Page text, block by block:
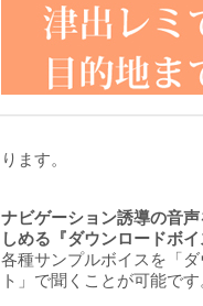
ります。
ナビゲーション誘導の音
しめる『ダウンロードボ
各種サンプルボイスを「
ト」で聞くことが可能で